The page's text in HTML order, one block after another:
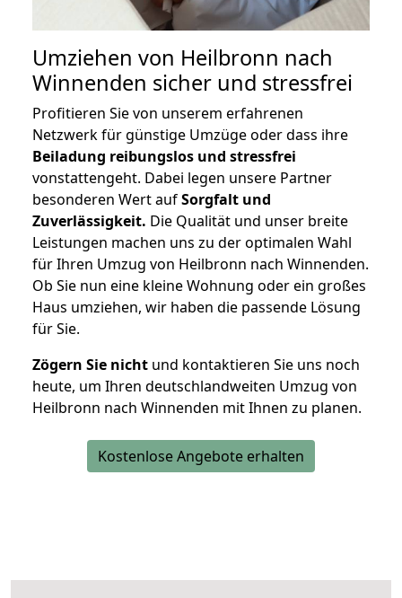
Umziehen von Heilbronn nach
Winnenden sicher und stressfrei
Profitieren Sie von unserem erfahrenen
Netzwerk für günstige Umzüge oder dass ihre
Beiladung reibungslos und stressfrei
vonstattengeht. Dabei legen unsere Partner
besonderen Wert aufSorgfalt und
Zuverlässigkeit. Die Qualität und unser breite
Leistungen machen uns zu der optimalen Wahl
für Ihren Umzug von Heilbronn nach Winnenden.
Ob Sie nun eine kleine Wohnung oder ein großes
Haus umziehen, wir haben die passende Lösung
für Sie.
Zögern Sie nicht und kontaktieren Sie uns noch
heute, um Ihren deutschlandweiten Umzug von
Heilbronn nach Winnenden mit Ihnen zu planen.
Kostenlose Angebote erhalten